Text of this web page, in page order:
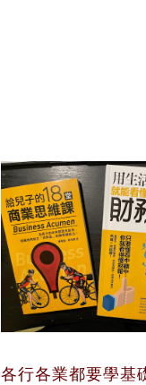
各行各業都要學基